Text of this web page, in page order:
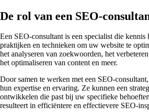
De rol van een SEO-
Een SEO-consultant is een specialist die kennis
praktijken en technieken om uw website te
het analyseren van zoekwoorden, het
het optimaliseren van content en meer.
Door samen te werken met een SEO-
hun expertise en ervaring. Ze kunnen een
ontwikkelen die past bij uw specifieke
resulteert in efficiëntere en effectievere SEO-